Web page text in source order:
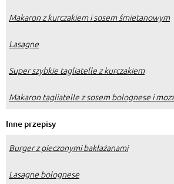
Makaron z kurczakiem i sosem śmietanowym
Lasagne
Super szybkie tagliatelle z kurczakiem
Makaron tagliatelle z sosem bolognese i
Inne przepisy
Burger z pieczonymi bakłażanami
Lasagne bolognese